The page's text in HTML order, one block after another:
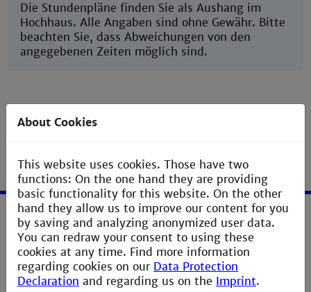
Die Stundenpläne finden Sie als Aushang im
Hochhaus. Alle Angaben sind ohne Gewähr. Bitte
beachten Sie, dass Abweichungen von den
angegebenen Zeiten möglich sind.
Service
Imprint
Erklärung zur Barrierefreiheit
About Cookies
This website uses cookies. Those have two
functions: On the one hand they are providing
basic functionality for this website. On the other
hand they allow us to improve our content for you
by saving and analyzing anonymized user data.
You can redraw your consent to using these
cookies at any time. Find more information
regarding cookies on our Data Protection
Declaration and regarding us on the Imprint.